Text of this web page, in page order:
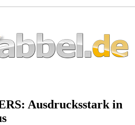
Ausdrucksstark in